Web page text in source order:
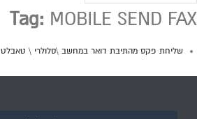
Tag: MOBILE SEND FAX
שליחת פקס מהתיבת דואר במחשב \סלולרי \ טאבלט